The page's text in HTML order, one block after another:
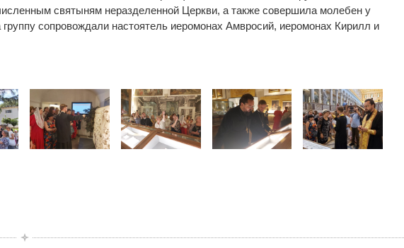
святыням неразделенной Церкви, а также совершила молебен у
сопровождали настоятель иеромонах Амвросий, иеромонах Кирилл и